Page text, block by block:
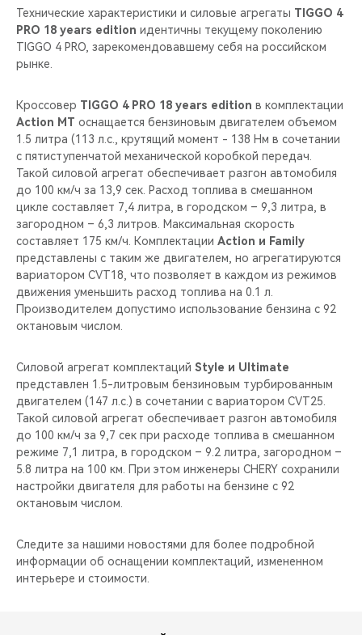
Технические характеристики и силовые агрегаты TIGGO 4
PRO 18 years edition идентичны текущему поколению
TIGGO 4 PRO, зарекомендовавшему себя на российском
рынке.
Кроссовер TIGGO 4 PRO 18 years edition в комплектации
Action MT оснащается бензиновым двигателем объемом
1.5 литра (113 л.c., крутящий момент - 138 Нм в сочетании
с пятиступенчатой механической коробкой передач.
Такой силовой агрегат обеспечивает разгон автомобиля
до 100 км/ч за 13,9 сек. Расход топлива в смешанном
цикле составляет 7,4 литра, в городском – 9,3 литра, в
загородном – 6,3 литров. Максимальная скорость
составляет 175 км/ч. Комплектации Action и Family
представлены с таким же двигателем, но агрегатируются
вариатором CVT18, что позволяет в каждом из режимов
движения уменьшить расход топлива на 0.1 л.
Производителем допустимо использование бензина с 92
октановым числом.
Силовой агрегат комплектаций Style и Ultimate
представлен 1.5-литровым бензиновым турбированным
двигателем (147 л.с.) в сочетании с вариатором CVT25.
Такой силовой агрегат обеспечивает разгон автомобиля
до 100 км/ч за 9,7 сек при расходе топлива в смешанном
режиме 7,1 литра, в городском – 9.2 литра, загородном –
5.8 литра на 100 км. При этом инженеры CHERY сохранили
настройки двигателя для работы на бензине с 92
октановым числом.
Следите за нашими новостями для более подробной
информации об оснащении комплектаций, измененном
интерьере и стоимости.